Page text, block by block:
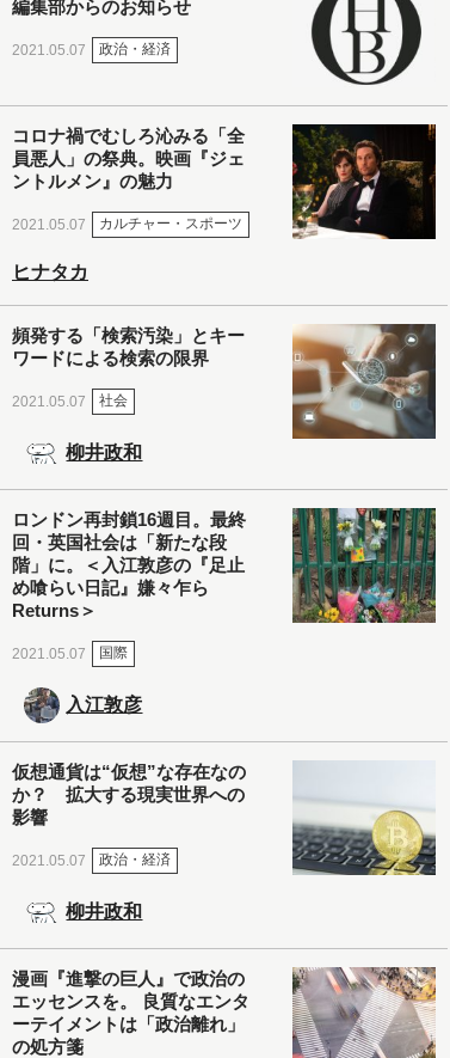
編集部からのお知らせ
2021.05.07 政治・経済
コロナ禍でむしろ沁みる「全
員悪人」の祭典。映画『ジェ
ントルメン』の魅力
2021.05.07 カルチャー・スポーツ
ヒナタカ
頻発する「検索汚染」とキー
ワードによる検索の限界
2021.05.07 社会
柳井政和
ロンドン再封鎖16週目。最終
回・英国社会は「新たな段
階」に。＜入江敦彦の『足止
め喰らい日記』嫌々乍ら
Returns＞
2021.05.07 国際
入江敦彦
仮想通貨は“仮想”な存在なの
か？ 拡大する現実世界への
影響
2021.05.07 政治・経済
柳井政和
漫画『進撃の巨人』で政治の
エッセンスを。 良質なエンタ
ーテイメントは「政治離れ」
の処方箋